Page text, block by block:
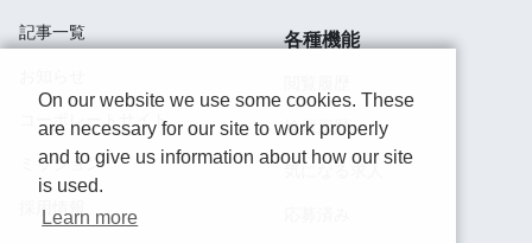
記事一覧
コーポレートサイト
ミッション
採用情報
各種機能
検索履歴
気になる求人
On our website we use some cookies. These
are necessary for our site to work properly
and to give us information about how our site
is used.
Learn more